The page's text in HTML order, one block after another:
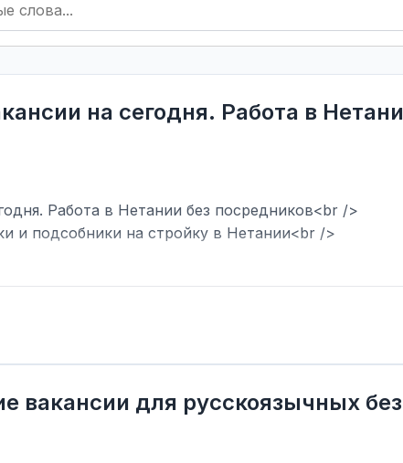
на сегодня. Работа в
Работа в Нетании без посредников<br />
и подсобники на стройку в Нетании<br />
вакансии для русскоязычных